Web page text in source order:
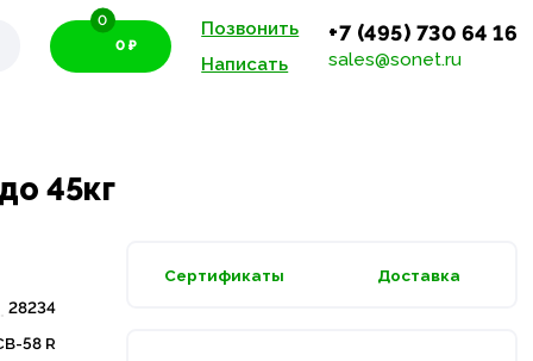
0 ₽
0
Позвонить
Написать
+7 (495) 730 64 16
sales@sonet.ru
45кг
28234
58 R
Сертификаты Доставка